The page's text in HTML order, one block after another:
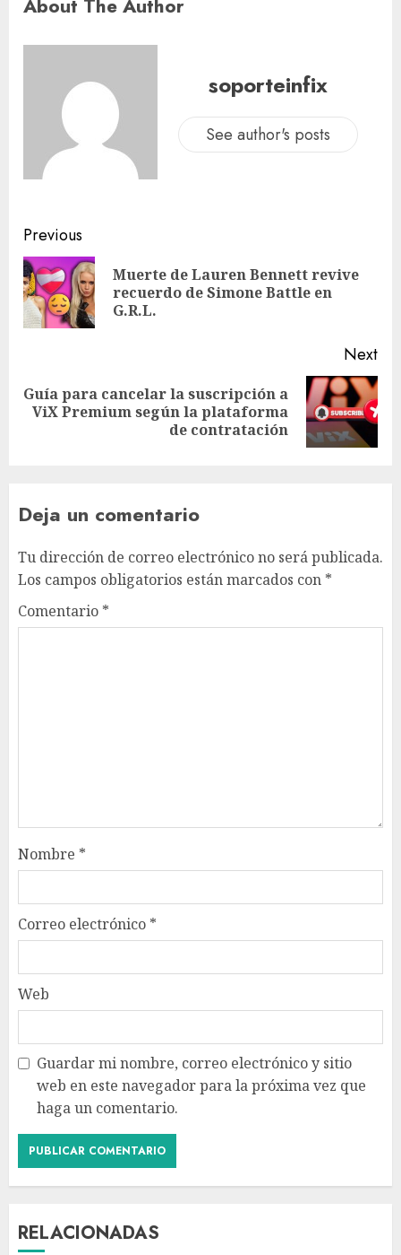
About The Author
soporteinfix
See author's posts
Previous
Muerte de Lauren Bennett revive
recuerdo de Simone Battle en
G.R.L.
Next
Guía para cancelar la suscripción a
ViX Premium según la plataforma
de contratación
Deja un comentario
Tu dirección de correo electrónico no será publicada.
Los campos obligatorios están marcados con *
Comentario *
Nombre *
Correo electrónico *
Web
Guardar mi nombre, correo electrónico y sitio
web en este navegador para la próxima vez que
haga un comentario.
RELACIONADAS